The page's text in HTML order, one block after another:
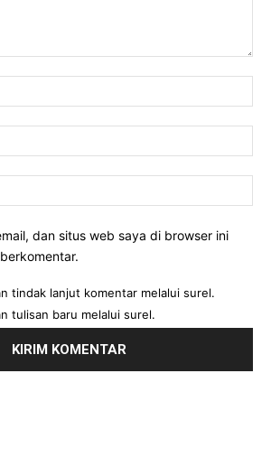
dan situs web saya di browser ini
tindak lanjut komentar melalui surel.
tulisan baru melalui surel.